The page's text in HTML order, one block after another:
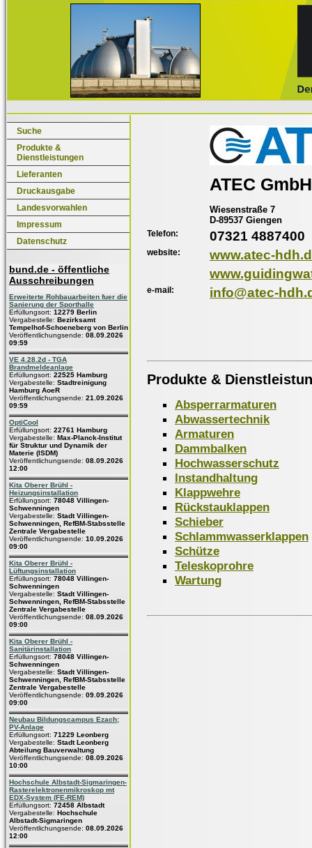
Suche
Produkte &
Dienstleistungen
Lieferanten
Druckausgabe
Landesvorwahlen
Impressum
Datenschutz
bund.de - öffentliche
Ausschreibungen
Erweiterte Rohbauarbeiten fuer die
Sanierung der Sporthalle
Erfüllungsort: 12279 Berlin
Vergabestelle: Bezirksamt
Tempelhof-Schoeneberg von Berlin
Veröffentlichungsende: 08.09.2026
09:59
VE 4.28.2d - TGA
Brandmeldeanlage
Erfüllungsort: 22525 Hamburg
Vergabestelle: Stadtreinigung
Hamburg AoeR
Veröffentlichungsende: 21.09.2026
09:59
OptiCool
Erfüllungsort: 22761 Hamburg
Vergabestelle: Max-Planck-Institut
für Struktur und Dynamik der
Materie (ISDM)
Veröffentlichungsende: 08.09.2026
12:00
Kita Oberer Brühl -
Heizungsinstallation
Erfüllungsort: 78048 Villingen-
Schwenningen
Vergabestelle: Stadt Villingen-
Schwenningen, RefBM-Stabsstelle
Zentrale Vergabestelle
Veröffentlichungsende: 10.09.2026
09:00
Kita Oberer Brühl -
Lüftungsinstallation
Erfüllungsort: 78048 Villingen-
Schwenningen
Vergabestelle: Stadt Villingen-
Schwenningen, RefBM-Stabsstelle
Zentrale Vergabestelle
Veröffentlichungsende: 08.09.2026
09:00
Kita Oberer Brühl -
Sanitärinstallation
Erfüllungsort: 78048 Villingen-
Schwenningen
Vergabestelle: Stadt Villingen-
Schwenningen, RefBM-Stabsstelle
Zentrale Vergabestelle
Veröffentlichungsende: 09.09.2026
09:00
Neubau Bildungscampus Ezach;
PV-Anlage
Erfüllungsort: 71229 Leonberg
Vergabestelle: Stadt Leonberg
Abteilung Bauverwaltung
Veröffentlichungsende: 08.09.2026
10:00
Hochschule Albstadt-Sigmaringen-
Rasterelektronenmikroskop mt
EDX-System (FE-REM)
Erfüllungsort: 72458 Albstadt
Vergabestelle: Hochschule
Albstadt-Sigmaringen
Veröffentlichungsende: 08.09.2026
12:00
ATEC GmbH
Wiesenstraße 7
D-89537 Giengen
Telefon: 07321 4887400
website:
www.atec-
e-mail: info@atec-
Produkte &
Absperrarmaturen
Abwassertechnik
Armaturen
Dammbalken
Hochwasserschutz
Instandhaltung
Klappwehre
Rückstauklappen
Schieber
Schlammwasserklappen
Schütze
Teleskoprohre
Wartung